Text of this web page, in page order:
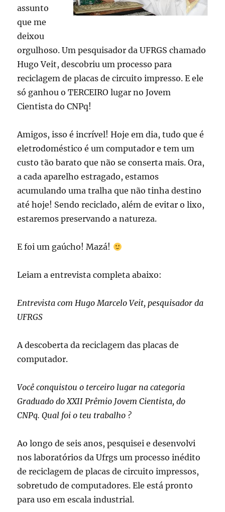
assunto
que me
deixou
orgulhoso. Um pesquisador da UFRGS chamado
Hugo Veit, descobriu um processo para
reciclagem de placas de circuito impresso. E ele
só ganhou o TERCEIRO lugar no Jovem
Cientista do CNPq!
Amigos, isso é incrível! Hoje em dia, tudo que é
eletrodoméstico é um computador e tem um
custo tão barato que não se conserta mais. Ora,
a cada aparelho estragado, estamos
acumulando uma tralha que não tinha destino
até hoje! Sendo reciclado, além de evitar o lixo,
estaremos preservando a natureza.
E foi um gaúcho! Mazá!
Leiam a entrevista completa abaixo:
Entrevista com Hugo Marcelo Veit, pesquisador da
UFRGS
A descoberta da reciclagem das placas de
computador.
Você conquistou o terceiro lugar na categoria
Graduado do XXII Prêmio Jovem Cientista, do
CNPq. Qual foi o teu trabalho ?
Ao longo de seis anos, pesquisei e desenvolvi
nos laboratórios da Ufrgs um processo inédito
de reciclagem de placas de circuito impressos,
sobretudo de computadores. Ele está pronto
para uso em escala industrial.